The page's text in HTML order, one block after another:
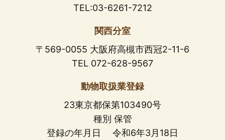
TEL:03-6261-7212
関西分室
〒569-0055 大阪府高槻市西冠2-11-6
TEL 072-628-9567
動物取扱業登録
23東京都保第103490号
種別 保管
登録の年月日 令和6年3月18日